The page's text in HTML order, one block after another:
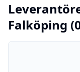
Falköping (